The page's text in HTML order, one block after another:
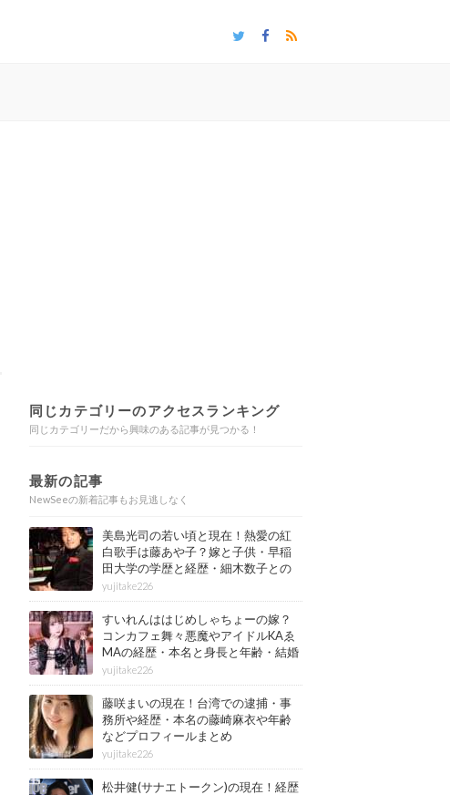
同じカテゴリーのアクセスランキング
同じカテゴリーだから興味のある記事が見つかる！
最新の記事
NewSeeの新着記事もお見逃しなく
美島光司の若い頃と現在！熱愛の紅
白歌手は藤あや子？嫁と子供・早稲
田大学の学歴と経歴・細木数子との
確執もまとめ
yujitake226
すいれんははじめしゃちょーの嫁？
コンカフェ舞々悪魔やアイドルKAゑ
MAの経歴・本名と身長と年齢・結婚
情報もまとめ
yujitake226
藤咲まいの現在！台湾での逮捕・事
務所や経歴・本名の藤崎麻衣や年齢
などプロフィールまとめ
yujitake226
松井健(サナエトークン)の現在！経歴